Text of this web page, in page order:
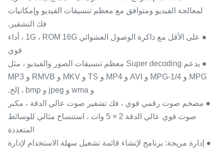
لمعالجة الفيديو ومتوافق مع معظم تنسيقات الفيديو وإمكانيات
فك التشفير.
● على الأقل مع ذاكرة الوصول العشوائي 1G ، ROM 16G ، أداء
قوي
● يدعم Super decoding معظم تنسيقات الصور والفيديو ، مثل
MPG و MPG-1/4 و AVI و MP4 و TS و MKV و RMVB و MP3
و wma و jpeg و bmp ، إلخ.
● مضخم صوت رقمي قوي ، فك تشفير صوت عالي الدقة ، مكبر
صوت قوي عالي الدقة 2 × 5 وات ، استنساخ مثالي للوسائط
المتعددة
● إدارة مريحة: برنامج لإنشاء قائمة تشغيل سهلة الاستخدام لإدارة